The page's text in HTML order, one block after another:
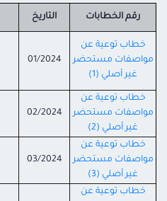
رقم الخطابات التاريخ
خطاب توعية عن
مواصفات مستحضر
غير أصلي (1)
01/2024
خطاب توعية عن
مواصفات مستحضر
غير أصلي (2)
02/2024
خطاب توعية عن
مواصفات مستحضر
غير أصلي (3)
03/2024
خطاب توعية عن